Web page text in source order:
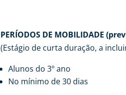
PERÍODOS DE MOBILIDADE
(Estágio de curta duração, a
Alunos do 3º ano
No mínimo de 30 dias